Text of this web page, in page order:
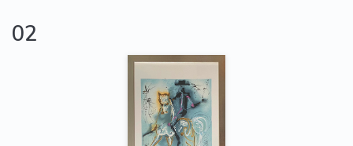
02